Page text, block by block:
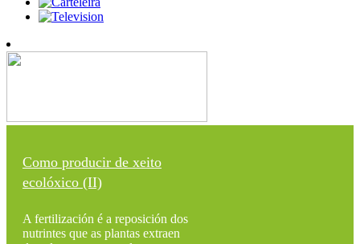
Como producir de xeito
ecolóxico (II)
A fertilización é a reposición dos
nutrintes que as plantas extraen